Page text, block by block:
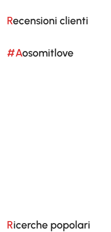
Recensioni clienti
#Aosomitlove
Ricerche popolari